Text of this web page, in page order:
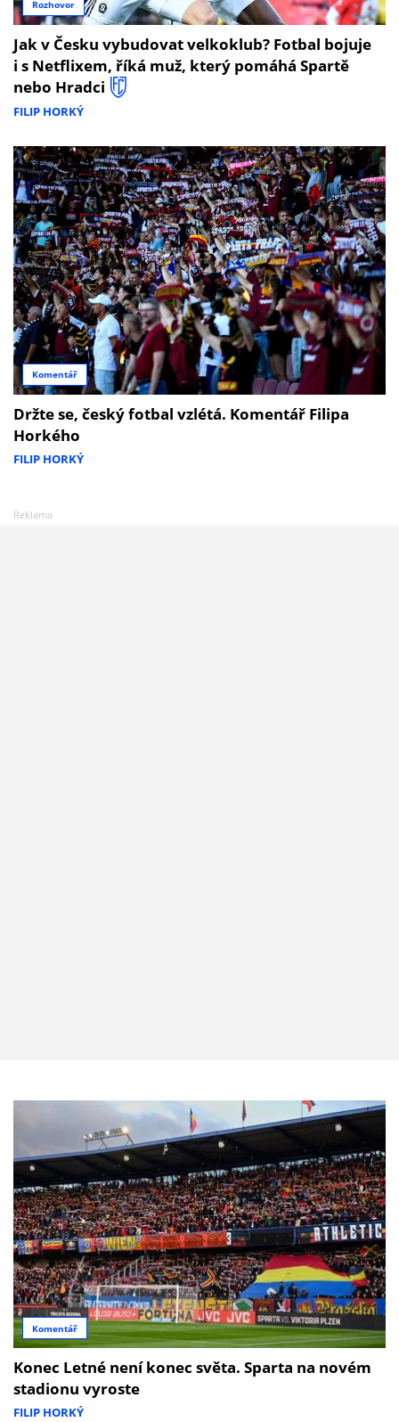
Rozhovor
Jak v Česku vybudovat velkoklub? Fotbal bojuje
i s Netflixem, říká muž, který pomáhá Spartě
nebo Hradci
FILIP HORKÝ
Komentář
Držte se, český fotbal vzlétá. Komentář Filipa
Horkého
FILIP HORKÝ
Komentář
Konec Letné není konec světa. Sparta na novém
stadionu vyroste
FILIP HORKÝ